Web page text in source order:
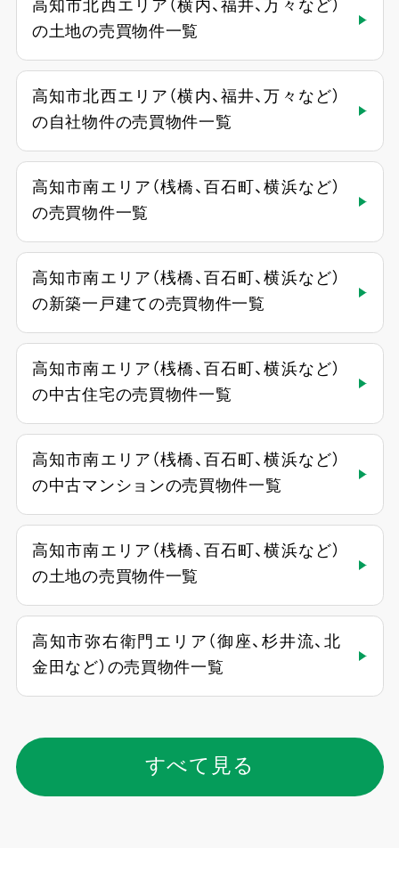
高知市北西エリア（横内、福井、万々など）
の土地の売買物件一覧
高知市北西エリア（横内、福井、万々など）
の自社物件の売買物件一覧
高知市南エリア（桟橋、百石町、横浜など）
の売買物件一覧
高知市南エリア（桟橋、百石町、横浜など）
の新築一戸建ての売買物件一覧
高知市南エリア（桟橋、百石町、横浜など）
の中古住宅の売買物件一覧
高知市南エリア（桟橋、百石町、横浜など）
の中古マンションの売買物件一覧
高知市南エリア（桟橋、百石町、横浜など）
の土地の売買物件一覧
高知市弥右衛門エリア（御座、杉井流、北
金田など）の売買物件一覧
すべて見る